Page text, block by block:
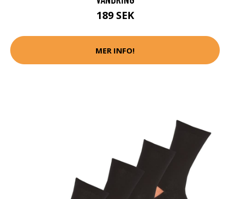
189 SEK
MER INFO!